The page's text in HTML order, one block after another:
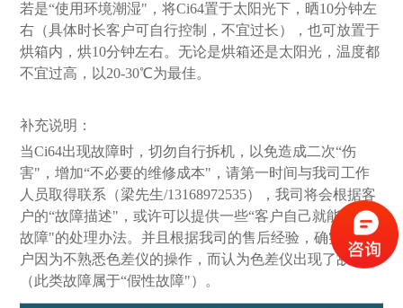
若是“使用环境潮湿"，将Ci64置于太阳光下，晒10分钟左
右（具体时长客户可自行控制，不宜过长），也可放置于
烘箱内，烘10分钟左右。无论是烘箱还是太阳光，温度都
不宜过高，以20-30℃为最佳。
补充说明：
当Ci64出现故障时，切勿自行拆机，以免造成二次“伤
害"，增加“不必要的维修成本"，请第一时间与我司工作
人员取得联系（梁先生/13168972535），我司将会根据客
户的“故障描述"，或许可以提供一些“客户自己就能解除
故障"的处理办法。并且根据我司的售后经验，确实有客
户因为不熟悉色差仪的操作，而认为色差仪出现了故障
（此类故障属于“假性故障"）。